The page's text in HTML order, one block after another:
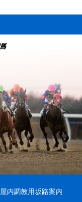
屋内調教用坂路案内